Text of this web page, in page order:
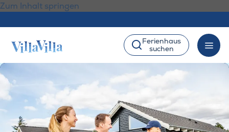
Zum Inhalt springen
Ferienhaus
suchen